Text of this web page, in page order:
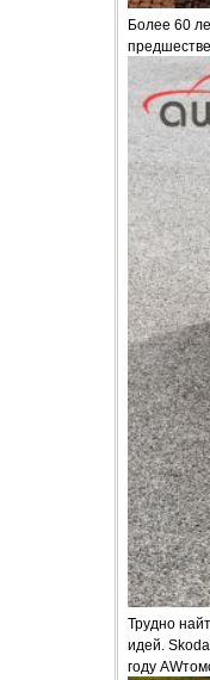
Более 60
Трудно
идей.
году